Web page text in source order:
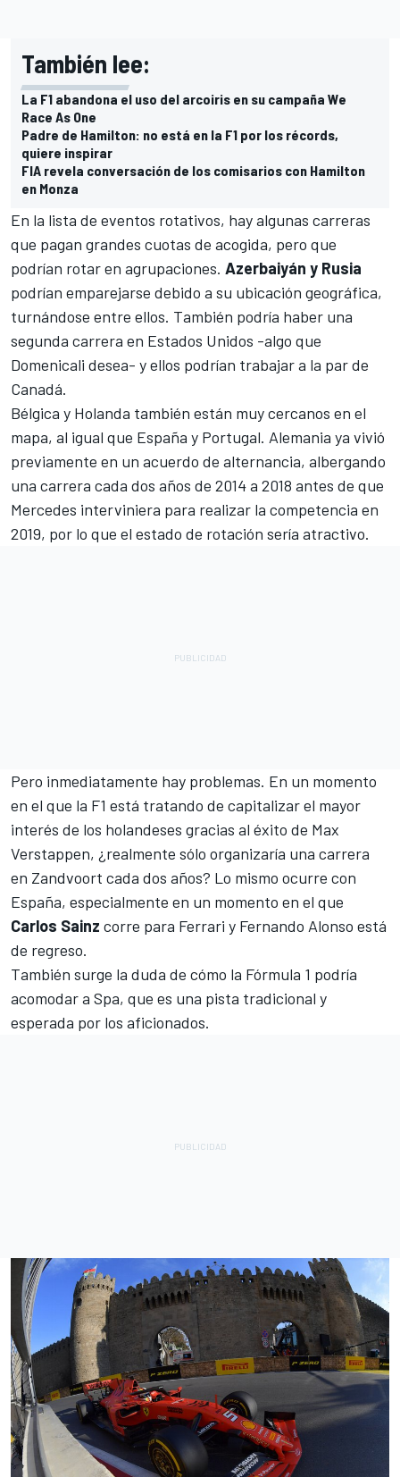
También lee:
La F1 abandona el uso del arcoiris en su campaña We
Race As One
Padre de Hamilton: no está en la F1 por los récords,
quiere inspirar
FIA revela conversación de los comisarios con Hamilton
en Monza
En la lista de eventos rotativos, hay algunas carreras
que pagan grandes cuotas de acogida, pero que
podrían rotar en agrupaciones. Azerbaiyán y Rusia
podrían emparejarse debido a su ubicación geográfica,
turnándose entre ellos. También podría haber una
segunda carrera en Estados Unidos -algo que
Domenicali desea- y ellos podrían trabajar a la par de
Canadá.
Bélgica y Holanda también están muy cercanos en el
mapa, al igual que España y Portugal. Alemania ya vivió
previamente en un acuerdo de alternancia, albergando
una carrera cada dos años de 2014 a 2018 antes de que
Mercedes interviniera para realizar la competencia en
2019, por lo que el estado de rotación sería atractivo.
Pero inmediatamente hay problemas. En un momento
en el que la F1 está tratando de capitalizar el mayor
interés de los holandeses gracias al éxito de Max
Verstappen, ¿realmente sólo organizaría una carrera
en Zandvoort cada dos años? Lo mismo ocurre con
España, especialmente en un momento en el que
Carlos Sainz corre para Ferrari y Fernando Alonso está
de regreso.
También surge la duda de cómo la Fórmula 1 podría
acomodar a Spa, que es una pista tradicional y
esperada por los aficionados.